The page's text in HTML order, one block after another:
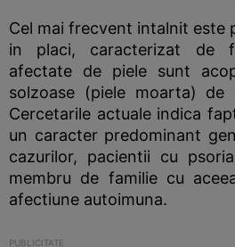
Cel mai frecvent intalnit este
in placi, caracterizat de
afectate de piele sunt
solzoase (piele moarta) de
Cercetarile actuale indica
un caracter predominant
cazurilor, pacientii cu
membru de familie cu
afectiune autoimuna.